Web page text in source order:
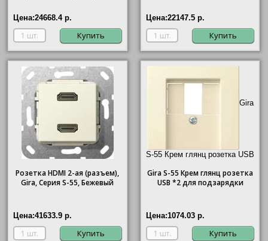
Цена:24668.4 р.
Купить
Цена:22147.5 р.
Купить
Розетка HDMI 2-ая (разъем),
Gira, Серия S-55, Бежевый
Цена:41633.9 р.
Купить
Gira
S-55 Крем глянц розетка USB
GiraS-55 Крем глянц розетка
USB *2 для подзарядки
Цена:1074.03 р.
Купить